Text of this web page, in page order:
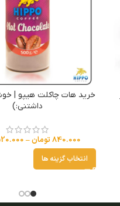
خرید هات چاکلت هیپو |
داشتنی:)
840.000تومان–
انتخاب گزینه ها